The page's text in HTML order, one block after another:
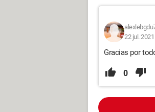
22 jul.
Gracias por
0